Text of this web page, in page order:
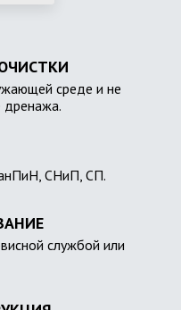
среде и не
дренажа.
СНиП, СП.
службой или